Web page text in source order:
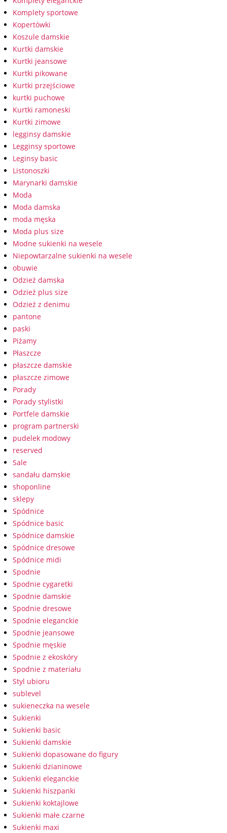
Komplety sportowe
Kopertówki
Koszule damskie
Kurtki damskie
Kurtki jeansowe
Kurtki pikowane
Kurtki przejściowe
kurtki puchowe
Kurtki ramoneski
Kurtki zimowe
legginsy damskie
Legginsy sportowe
Leginsy basic
Listonoszki
Marynarki damskie
Moda
Moda damska
moda męska
Moda plus size
Modne sukienki na wesele
Niepowtarzalne sukienki na wesele
obuwie
Odzież damska
Odzież plus size
Odzież z denimu
pantone
paski
Piżamy
Płaszcze
płaszcze damskie
płaszcze zimowe
Porady
Porady stylistki
Portfele damskie
program partnerski
pudelek modowy
reserved
Sale
sandału damskie
shoponline
sklepy
Spódnice
Spódnice basic
Spódnice damskie
Spódnice dresowe
Spódnice midi
Spodnie
Spodnie cygaretki
Spodnie damskie
Spodnie dresowe
Spodnie eleganckie
Spodnie jeansowe
Spodnie męskie
Spodnie z ekoskóry
Spodnie z materiału
Styl ubioru
sublevel
sukieneczka na wesele
Sukienki
Sukienki basic
Sukienki damskie
Sukienki dopasowane do figury
Sukienki dzianinowe
Sukienki eleganckie
Sukienki hiszpanki
Sukienki koktajlowe
Sukienki małe czarne
Sukienki maxi